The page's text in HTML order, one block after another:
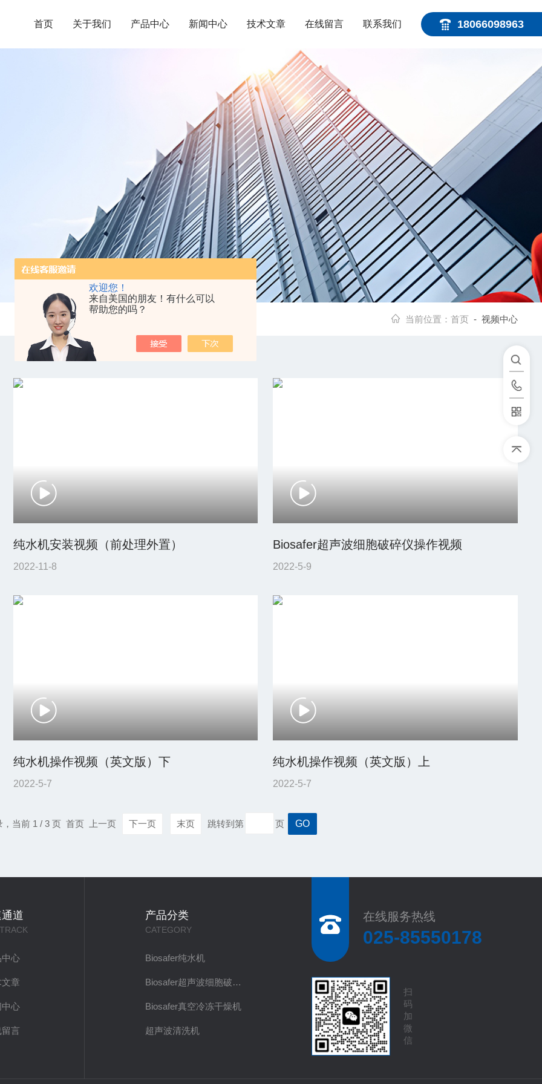
欢迎您！
来自美国的朋友！有什么可以
帮助您的吗？
18066098963
首页 关于我们 产品中心 新闻中心 技术文章 在线留言 联系我们
当前位置： 首页 - 视频中心
纯水机安装视频（前处理外置）
2022-11-8
Biosafer超声波细胞破碎仪操作视频
2022-5-9
纯水机操作视频（英文版）下
2022-5-7
纯水机操作视频（英文版）上
2022-5-7
，当前 1 / 3 页 首页 上一页 下一页 末页 跳转到第 页
道
心
章
心
言
产品分类
CATEGORY
Biosafer纯水机
Biosafer超声波细胞破碎仪
Biosafer真空冷冻干燥机
超声波清洗机
在线服务热线
025-85550178
扫
码
加
微
信